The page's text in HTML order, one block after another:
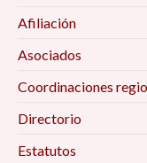
Afiliación
Asociados
Coordinaciones
Directorio
Estatutos